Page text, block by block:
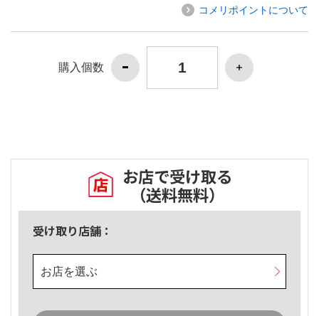
コメリポイントについて
購入個数
お店で受け取る
（送料無料）
受け取り店舗：
お店を選ぶ